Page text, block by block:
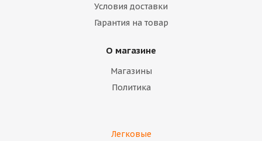
Условия доставки
Гарантия на товар
О магазине
Магазины
Политика
Легковые